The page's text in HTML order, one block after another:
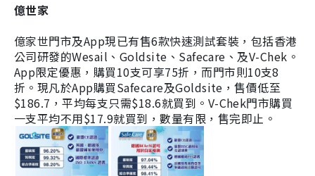
億世家
億家世門市及App現已有售6款快速測試套裝，包括香港
公司研發的Wesail、Goldsite、Safecare、及V-Chek。
App限定優惠，購買10支可享75折，而門市則10支8
折。現凡於App購買Safecare及Goldsite，售價低至
$186.7，平均每支只需$18.6就買到。V-Chek門市購買
一支平均不用$17.9就買到，數量有限，售完即止。